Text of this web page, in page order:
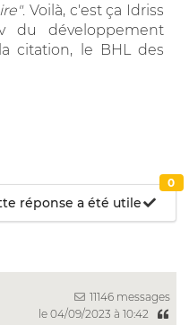
. Voilà, c'est ça Idriss
du développement
citation, le BHL des
réponse a été utile
0
11146 messages
le 04/09/2023 à 10:42